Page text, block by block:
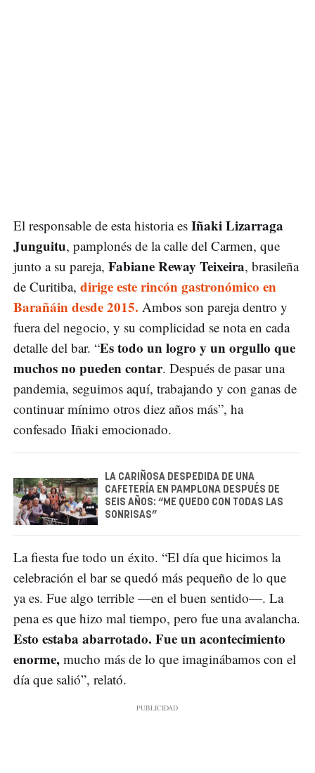
El responsable de esta historia es Iñaki Lizarraga
Junguitu, pamplonés de la calle del Carmen, que
junto a su pareja, Fabiane Reway Teixeira, brasileña
de Curitiba, dirige este rincón gastronómico en
Barañáin desde 2015. Ambos son pareja dentro y
fuera del negocio, y su complicidad se nota en cada
detalle del bar. “Es todo un logro y un orgullo que
muchos no pueden contar. Después de pasar una
pandemia, seguimos aquí, trabajando y con ganas de
continuar mínimo otros diez años más”, ha
confesado Iñaki emocionado.
LA CARIÑOSA DESPEDIDA DE UNA
CAFETERÍA EN PAMPLONA DESPUÉS DE
SEIS AÑOS: “ME QUEDO CON TODAS LAS
SONRISAS”
La fiesta fue todo un éxito. “El día que hicimos la
celebración el bar se quedó más pequeño de lo que
ya es. Fue algo terrible —en el buen sentido—. La
pena es que hizo mal tiempo, pero fue una avalancha.
Esto estaba abarrotado. Fue un acontecimiento
enorme, mucho más de lo que imaginábamos con el
día que salió”, relató.